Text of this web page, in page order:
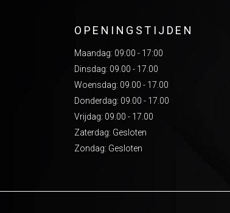
OPENINGSTIJDEN
Maandag: 09:00 - 17:00
Dinsdag: 09.00 - 17.00
Woensdag: 09.00 - 17.00
Donderdag: 09.00 - 17.00
Vrijdag: 09.00 - 17.00
Zaterdag: Gesloten
Zondag: Gesloten